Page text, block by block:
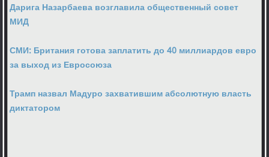
Дарига Назарбаева возглавила общественный совет
МИД
СМИ: Британия готова заплатить до 40 миллиардов евро
за выход из Евросоюза
Трамп назвал Мадуро захватившим абсолютную власть
диктатором